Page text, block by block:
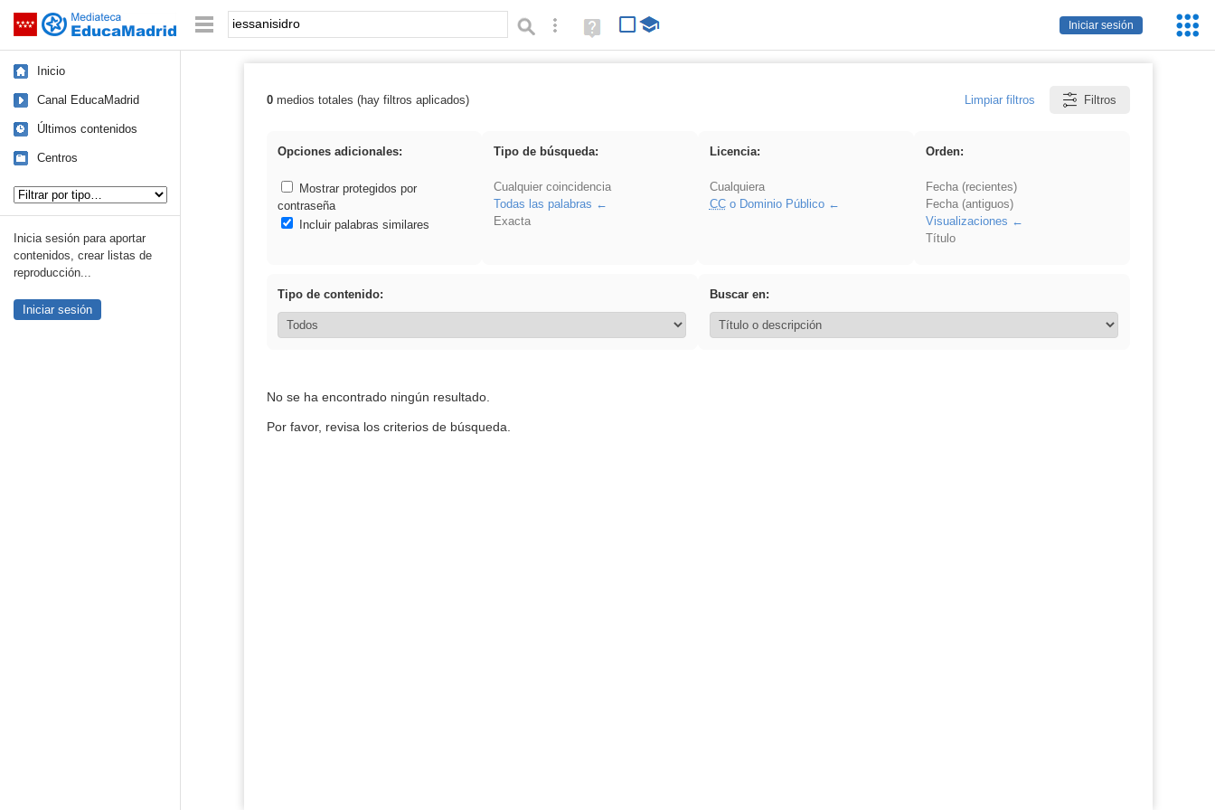
Saltar navegación
Iniciar sesión
Palabra o frase: Búsqueda avanzada
Ayuda
(en
Inicio
Canal EducaMadrid
Últimos contenidos
Centros
Inicia sesión para aportar
contenidos, crear listas de
reproducción...
Iniciar sesión
Resultados de: iessanisidro
0medios totales (hay filtros aplicados) Limpiar filtros Filtros
Opciones adicionales:
Mostrar protegidos por
contraseña
Incluir palabras similares
Tipo de búsqueda:
Cualquier coincidencia
Todas las palabras
Exacta
Licencia:
Cualquiera
CCo Dominio Público
Orden:
Fecha (recientes)
Fecha (antiguos)
Visualizaciones
Título
Tipo de contenido: Buscar en:
No se ha encontrado ningún resultado.
Por favor, revisa los criterios de búsqueda.